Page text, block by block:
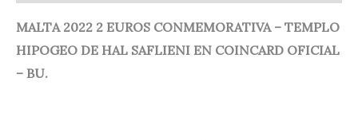
MALTA 2022 2 EUROS CONMEMORATIVA – TEMPLO
HIPOGEO DE HAL SAFLIENI EN COINCARD OFICIAL
– BU.